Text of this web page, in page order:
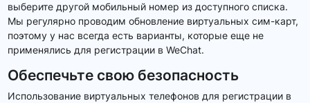
выберите другой мобильный номер из доступного списка.
Мы регулярно проводим обновление виртуальных сим-карт,
поэтому у нас всегда есть варианты, которые еще не
применялись для регистрации в WeChat.
Обеспечьте свою безопасность
Использование виртуальных телефонов для регистрации в